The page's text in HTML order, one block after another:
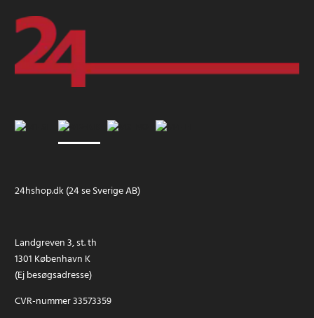
24hshop.dk (24 se Sverige AB)
Landgreven 3, st. th
1301 København K
(Ej besøgsadresse)
CVR-nummer 33573359